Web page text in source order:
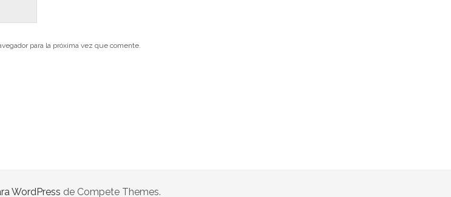
para la próxima vez que comente.
WordPress de Compete Themes.